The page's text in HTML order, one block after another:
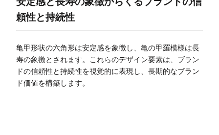
頼性と持続性
亀甲形状の六角形は安定感を象徴し、亀の甲羅模様は長
寿の象徴とされます。これらのデザイン要素は、ブラン
ドの信頼性と持続性を視覚的に表現し、長期的なブラン
ド価値を構築します。